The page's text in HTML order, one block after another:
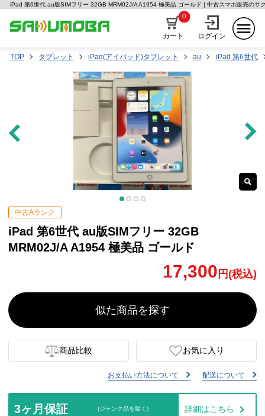
iPad 第6世代 au版SIMフリー 32GB MRM02J/A A1954 極美品 ゴールド | 中古スマホ販売のサ
カート
0
ログイン
TOP タブレット iPad(アイパッド)タブレット au iPad 第6世代
中古Aランク
iPad 第6世代 au版SIMフリー 32GB
MRM02J/A A1954 極美品 ゴールド
17,300 円(税込)
似た商品を探す
商品比較 お気に入り
お支払い方法について 配送について
3ヶ月保証 (ジャンク品を除く) 詳細はこちら